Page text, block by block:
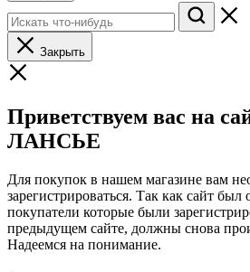
Закрыть
Приветствуем вас на
ЛАНСЬЕ
Для покупок в нашем магазине вам
зарегистрироваться. Так как сайт был
покупатели которые были
предыдущем сайте, должны снова
Надеемся на понимание.